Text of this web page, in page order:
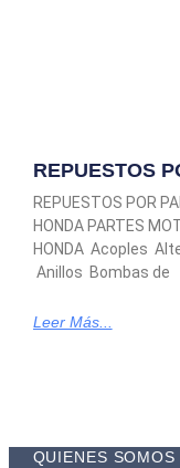
REPUESTOS
REPUESTOS POR
HONDA PARTES
HONDA Acoples
Anillos Bombas de
Leer Más...
QUIENES SOMOS